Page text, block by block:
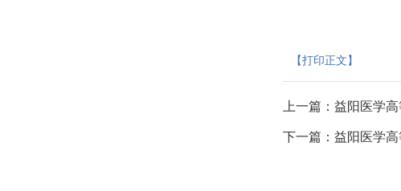
【打印正文】
上一篇： 益阳医学
下一篇： 益阳医学